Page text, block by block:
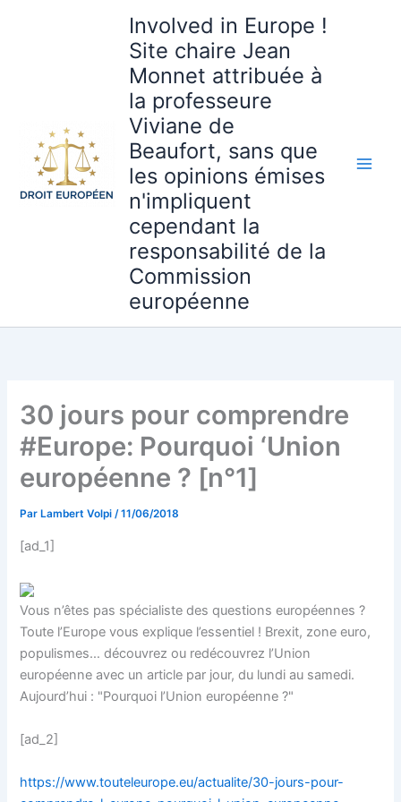
Involved in Europe !
Site chaire Jean
Monnet attribuée à
la professeure
Viviane de
Beaufort, sans que
les opinions émises
n'impliquent
cependant la
responsabilité de la
Commission
européenne
30 jours pour comprendre
#Europe: Pourquoi ‘Union
européenne ? [n°1]
Par Lambert Volpi/11/06/2018
[ad_1]
Vous n’êtes pas spécialiste des questions européennes ?
Toute l’Europe vous explique l’essentiel ! Brexit, zone euro,
populismes… découvrez ou redécouvrez l’Union
européenne avec un article par jour, du lundi au samedi.
Aujourd’hui : "Pourquoi l’Union européenne ?"
[ad_2]
https://www.touteleurope.eu/actualite/30-jours-pour-